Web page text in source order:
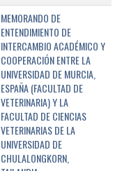
MEMORANDO DE
ENTENDIMIENTO DE
INTERCAMBIO ACADÉMICO Y
COOPERACIÓN ENTRE LA
UNIVERSIDAD DE MURCIA,
ESPAÑA (FACULTAD DE
VETERINARIA) Y LA
FACULTAD DE CIENCIAS
VETERINARIAS DE LA
UNIVERSIDAD DE
CHULALONGKORN,